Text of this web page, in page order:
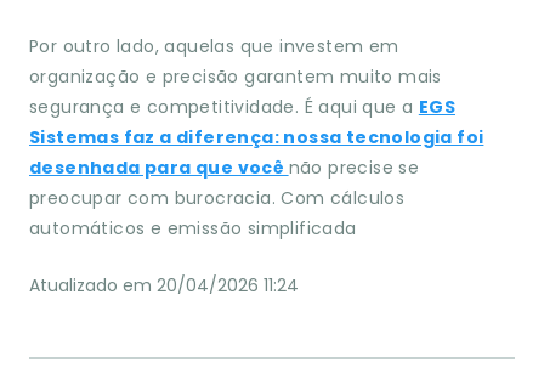
Por outro lado, aquelas que investem em
organização e precisão garantem muito mais
segurança e competitividade. É aqui que a EGS
Sistemas faz a diferença: nossa tecnologia foi
desenhada para que você não precise se
preocupar com burocracia. Com cálculos
automáticos e emissão simplificada
Atualizado em 20/04/2026 11:24